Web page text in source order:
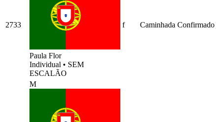
2733
Paula Flor
Individual • SEM
ESCALÃO
f Caminhada Confirmado
M